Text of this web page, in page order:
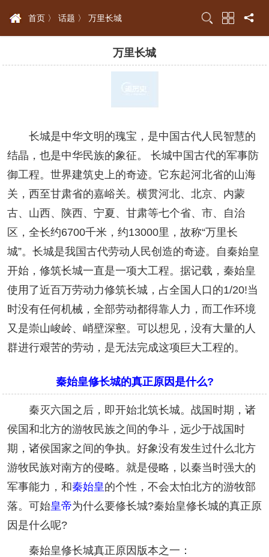
首页 〉 话题 〉 万里长城
万里长城
长城是中华文明的瑰宝，是中国古代人民智慧的
结晶，也是中华民族的象征。 长城中国古代的军事防
御工程。世界建筑史上的奇迹。它东起河北省的山海
关，西至甘肃省的嘉峪关。横贯河北、北京、内蒙
古、山西、陕西、宁夏、甘肃等七个省、市、自治
区，全长约6700千米，约13000里，故称“万里长
城”。长城是我国古代劳动人民创造的奇迹。自秦始皇
开始，修筑长城一直是一项大工程。据记载，秦始皇
使用了近百万劳动力修筑长城，占全国人口的1/20!当
时没有任何机械，全部劳动都得靠人力，而工作环境
又是崇山峻岭、峭壁深壑。可以想见，没有大量的人
群进行艰苦的劳动，是无法完成这项巨大工程的。
秦始皇修长城的真正原因是什么?
秦灭六国之后，即开始北筑长城。战国时期，诸
侯国和北方的游牧民族之间的争斗，远少于战国时
期，诸侯国家之间的争执。好象没有发生过什么北方
游牧民族对南方的侵略。就是侵略，以秦当时强大的
军事能力，和秦始皇的个性，不会太怕北方的游牧部
落。可始皇帝为什么要修长城?秦始皇修长城的真正原
因是什么呢?
秦始皇修长城真正原因版本之一：